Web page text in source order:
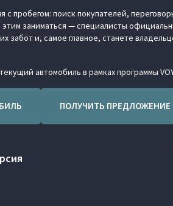
пробегом: поиск покупателей,
заниматься — специалисты
и, самое главное, станете
автомобиль в рамках программы
ПОЛУЧИТЬ ПРЕДЛОЖЕНИЕ